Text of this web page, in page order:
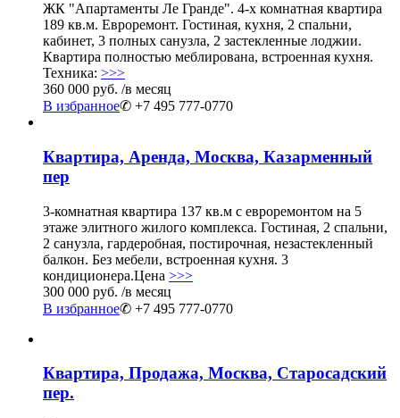
ЖК "Апартаменты Ле Гранде". 4-х комнатная квартира
189 кв.м. Евроремонт. Гостиная, кухня, 2 спальни,
кабинет, 3 полных санузла, 2 застекленные лоджии.
Квартира полностью меблирована, встроенная кухня.
Техника: >>>
360 000 руб. /в месяц
В избранное✆ +7 495 777-0770
Квартира, Аренда, Москва, Казарменный
пер
3-комнатная квартира 137 кв.м с евроремонтом на 5
этаже элитного жилого комплекса. Гостиная, 2 спальни,
2 санузла, гардеробная, постирочная, незастекленный
балкон. Без мебели, встроенная кухня. 3
кондиционера.Цена >>>
300 000 руб. /в месяц
В избранное✆ +7 495 777-0770
Квартира, Продажа, Москва, Старосадский
пер.